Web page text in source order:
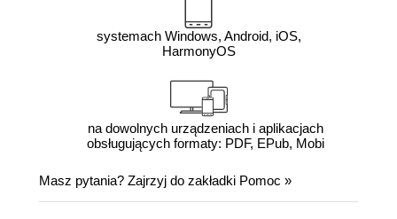
systemach Windows, Android, iOS,
HarmonyOS
na dowolnych urządzeniach i aplikacjach
obsługujących formaty: PDF, EPub, Mobi
Masz pytania? Zajrzyj do zakładki Pomoc »